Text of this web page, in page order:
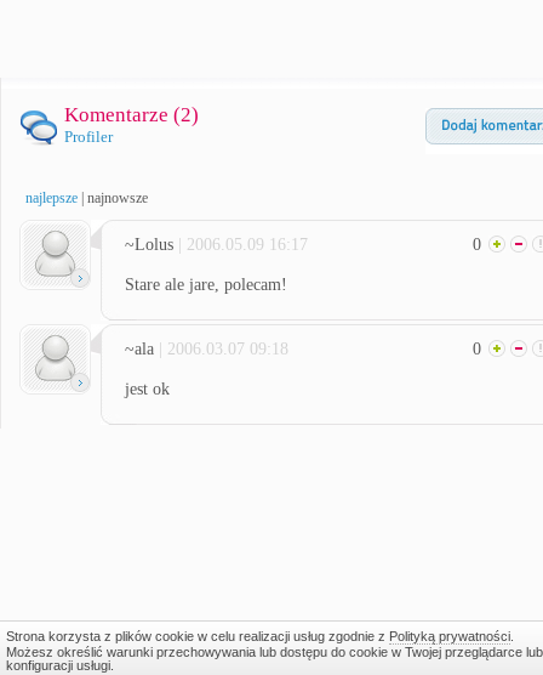
Komentarze (2)
Profiler
najlepsze najnowsze
~Lolus | 2006.05.09 16:17 0
Stare ale jare, polecam!
~ala | 2006.03.07 09:18 0
jest ok
Strona korzysta z plików cookie w celu realizacji usług zgodnie z Polityką prywatności.
Możesz określić warunki przechowywania lub dostępu do cookie w Twojej przeglądarce lub
konfiguracji usługi.